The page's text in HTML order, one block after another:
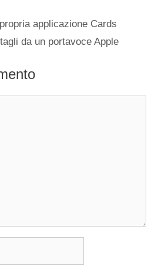
applicazione Cards
da un portavoce Apple